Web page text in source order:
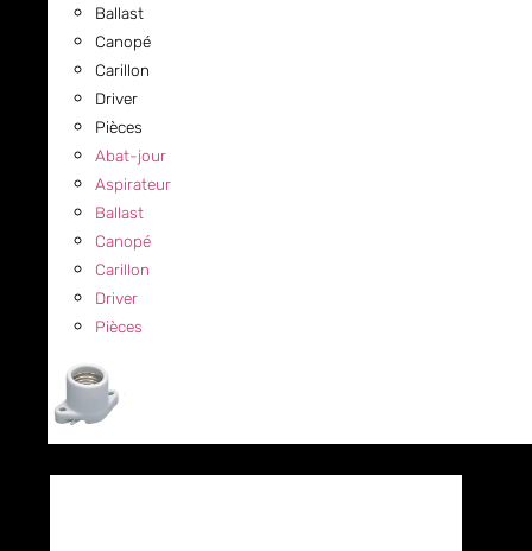
Ballast
Canopé
Carillon
Driver
Pièces
Abat-jour
Aspirateur
Ballast
Canopé
Carillon
Driver
Pièces